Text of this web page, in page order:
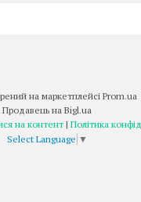
на маркетплейсіProm.ua
Продавець на Bigl.ua
на контент | Політика
Select Language ▼